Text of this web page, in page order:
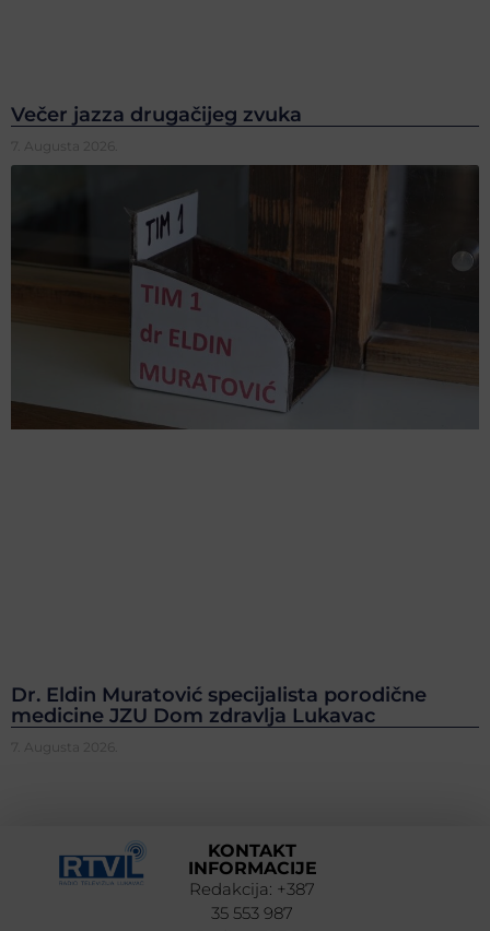
Večer jazza drugačijeg zvuka
7. Augusta 2026.
Dr. Eldin Muratović specijalista porodične
medicine JZU Dom zdravlja Lukavac
7. Augusta 2026.
KONTAKT
INFORMACIJE
Redakcija: +387
35 553 987